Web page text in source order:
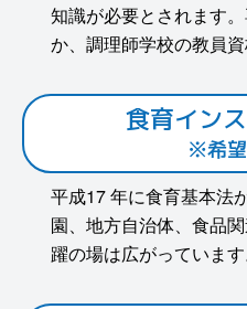
知識が必要とされます
か、調理師学校の教員資
食育イン
※希
平成17 年に食育基本法
園、地方自治体、食品
躍の場は広がっています